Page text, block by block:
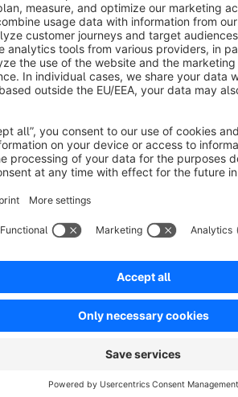
reviews found.